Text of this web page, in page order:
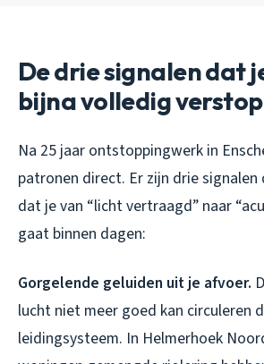
De drie signalen dat
bijna volledig
Na 25 jaar ontstoppingwerk in
patronen direct. Er zijn drie signalen
dat je van “licht vertraagd” naar
gaat binnen dagen:
Gorgelende geluiden uit je afvoer.
lucht niet meer goed kan circuleren
leidingsysteem. In Helmerhoek